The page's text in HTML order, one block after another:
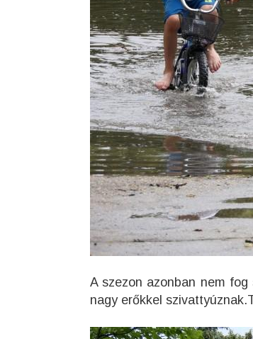
A szezon azonban nem
nagy erőkkel